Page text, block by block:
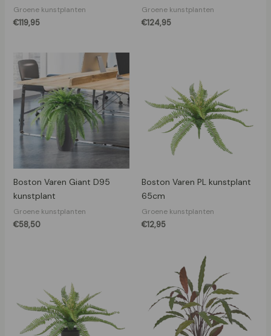
Groene kunstplanten
€119,95
Groene kunstplanten
€124,95
Boston Varen Giant D95
kunstplant
Groene kunstplanten
€58,50
Boston Varen PL kunstplant
65cm
Groene kunstplanten
€12,95